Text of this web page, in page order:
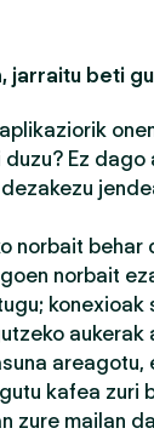
jarraitu beti
Ez
norbait behar
norbait
kafea
zure mailan